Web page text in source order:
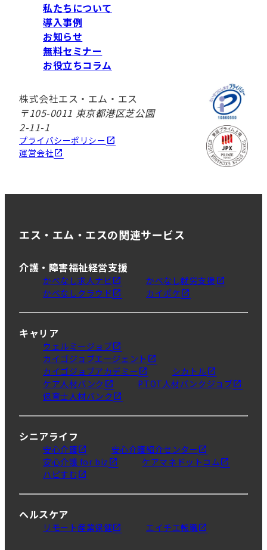
私たちについて
導入事例
お知らせ
無料セミナー
お役立ちコラム
株式会社エス・エム・エス
〒105-0011 東京都港区芝公園
2-11-1
プライバシーポリシー
運営会社
エス・エム・エスの関連サービス
介護・障害福祉経営支援
かべなし求人ナビ
かべなし就労支援
かべなしクラウド
カイポケ
キャリア
ウェルミージョブ
カイゴジョブエージェント
カイゴジョブアカデミー
シカトル
ケア人材バンク
PTOT人材バンクジョブ
保育士人材バンク
シニアライフ
安心介護
安心介護紹介センター
安心介護 for biz
ケアマネドットコム
ハピすむ
ヘルスケア
リモート産業保健 エイチエ転職